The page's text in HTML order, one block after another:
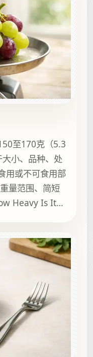
至170克（5.3
小、品种、处
用或不可食用部
量范围、简短
Heavy Is It